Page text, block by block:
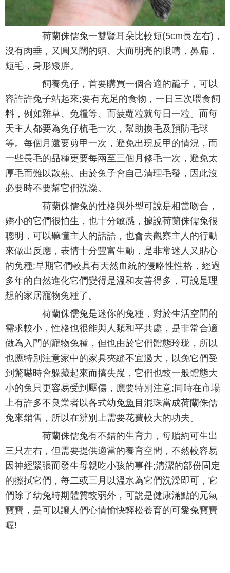
荷蘭侏儒兔一雙豎耳朵比較短(5cm長左右)，
沒有肉垂，又圓又闊的頭、大而明亮的眼晴，鼻扁，
短毛，身形矮胖。
飼養兔仔，首要購買一個合適的籠子，可以
容許許兔子站起來;要有充足的食物，一日三次喂食飼
料，例如雜草、兔糧等、而菠蘿粒就每日一粒。而每
天主人都要為兔仔梳毛一次，幫助換毛及預防毛球
等。每個月還要剪甲一次，避免出現反甲的情況，而
一些長毛的品種更要每兩至三個月修毛一次，避免太
厚毛而難以散熱。由於兔子會自己清理毛發，因此沒
必要時不要幫它們洗澡。
荷蘭侏儒兔的性格與外型可說是相當吻合，
嬌小的它們很怕生，也十分敏感，據說荷蘭侏儒兔很
聰明，可以聽懂主人的話語，也會去觀察主人的行動
來做出反應，表情十分豐富生動，是非常迷人又貼心
的兔種;早期它們較具有天然血統的侵略性性格，經過
多年的自然進化它們變得是溫和友善得多，可說是理
想的家居寵物兔種了。
荷蘭侏儒兔是迷你的兔種，對於生活空間的
需求較小，性格也很能與人類和平共處，是非常合適
做為入門的寵物兔種，但也由於它們體態玲珑，所以
也應特別注意家中的家具夾縫不宜過大，以免它們受
到驚嚇時會躲藏起來而搞失蹤，它們也較一般體態大
小的兔只更容易受到壓傷，應要特別注意;同時在市場
上有許多不良業者以各式幼兔魚 目混珠當成荷蘭侏儒
兔來銷售，所以在辨別上需要花費較大的功夫。
荷蘭侏儒兔有不錯的生育力，每胎約可生出
三只左右，但需要提供適當的養育空間，不然較容易
因神經緊張而發生母親吃小孩的事件;清潔的部份固定
的擦拭它們，每二或三月以溫水為它們洗澡即可，它
們除了幼兔時期體質較弱外，可說是健康滿點的元氣
寶寶，是可以讓人們心情愉快輕松養育的可愛兔寶寶
喔!